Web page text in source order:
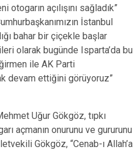
otogarın açılışını sağladık”
İstanbul
bahar bir çiçekle başlar
olarak bugünde Isparta’da bu
ile AK Parti
devam ettiğini görüyoruz”
Uğur Gökgöz, tıpkı
açmanın onurunu ve gururunu
Gökgöz, “Cenab-ı Allah’a